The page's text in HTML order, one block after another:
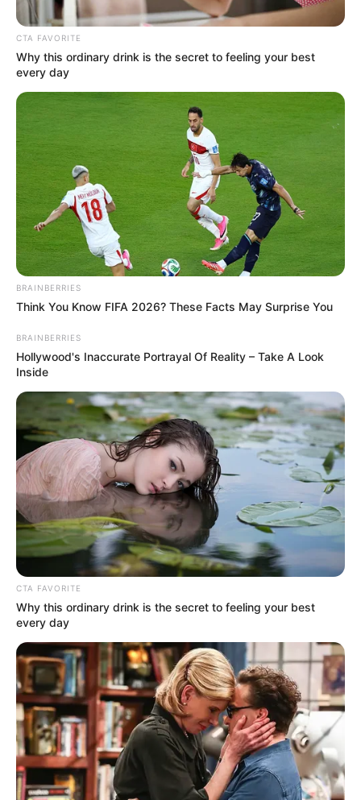
ดวงวันพุธ ดูดวงรายวัน
นักเขียน
อ.มิก พชร ทูตเทวะ
เนื้อหาที่ได้รับการโปรโมต
Feeling Tired? Here's The Trick To Perform Better
MEDVI
Sensational Seductress: Demi Moore's Most
Scandalous Performances
BRAINBERRIES
CTA FAVORITE
Why this ordinary drink is the secret to feeling your best
every day
BRAINBERRIES
Think You Know FIFA 2026? These Facts May Surprise You
BRAINBERRIES
Hollywood's Inaccurate Portrayal Of Reality – Take A Look
Inside
CTA FAVORITE
Why this ordinary drink is the secret to feeling your best
every day